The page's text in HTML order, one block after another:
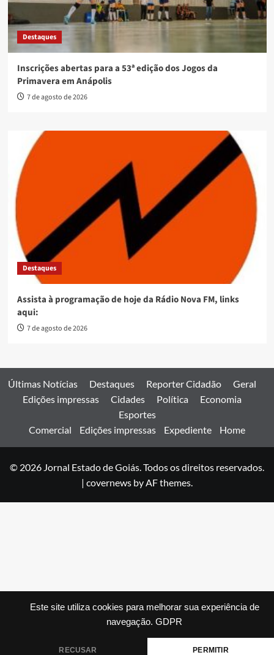
Este site utiliza cookies para melhorar sua experiência de
navegação. GDPR
RECUSAR PERMITIR
Destaques
Inscrições abertas para a 53ª edição dos Jogos da
Primavera em Anápolis
7 de agosto de 2026
Destaques
Assista à programação de hoje da Rádio Nova FM, links
aqui:
7 de agosto de 2026
Últimas Notícias Destaques Reporter Cidadão
Geral
Edições impressas
Cidades Política
Economia
Esportes
Comercial
Edições impressas Expediente Home
© 2026 Jornal Estado de Goiás. Todos os direitos reservados.
| covernews by AF themes.